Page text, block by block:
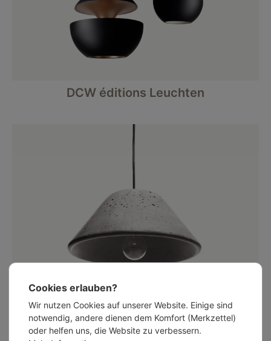
DCW éditions Leuchten
Design-Betonleuchten
Cookies erlauben?
Wir nutzen Cookies auf unserer Website. Einige sind
notwendig, andere dienen dem Komfort (Merkzettel)
oder helfen uns, die Website zu verbessern.